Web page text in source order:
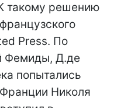
такому решению
Press. По
Фемиды, Д.де
попытались
Николя